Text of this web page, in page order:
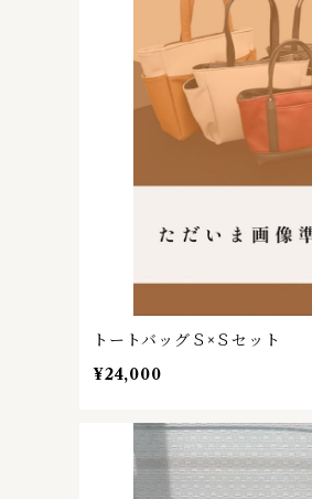
トートバッグＳ×Ｓセット
¥24,000